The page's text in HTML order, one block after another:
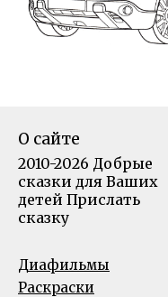
О сайте
2010-2026 Добрые
сказки для Ваших
детей Прислать
сказку
Диафильмы
Раскраски